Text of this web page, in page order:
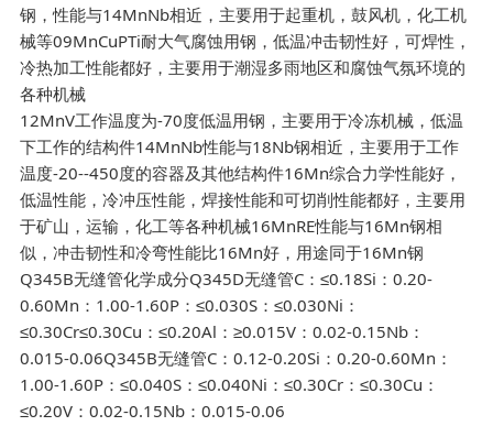
钢，性能与14MnNb相近，主要用于起重机，鼓风机，化工机
械等09MnCuPTi耐大气腐蚀用钢，低温冲击韧性好，可焊性，
冷热加工性能都好，主要用于潮湿多雨地区和腐蚀气氛环境的
各种机械
12MnV工作温度为-70度低温用钢，主要用于冷冻机械，低温
下工作的结构件14MnNb性能与18Nb钢相近，主要用于工作
温度-20--450度的容器及其他结构件16Mn综合力学性能好，
低温性能，冷冲压性能，焊接性能和可切削性能都好，主要用
于矿山，运输，化工等各种机械16MnRE性能与16Mn钢相
似，冲击韧性和冷弯性能比16Mn好，用途同于16Mn钢
Q345B无缝管化学成分Q345D无缝管C：≤0.18Si：0.20-
0.60Mn：1.00-1.60P：≤0.030S：≤0.030Ni：
≤0.30Cr≤0.30Cu：≤0.20Al：≥0.015V：0.02-0.15Nb：
0.015-0.06Q345B无缝管C：0.12-0.20Si：0.20-0.60Mn：
1.00-1.60P：≤0.040S：≤0.040Ni：≤0.30Cr：≤0.30Cu：
≤0.20V：0.02-0.15Nb：0.015-0.06